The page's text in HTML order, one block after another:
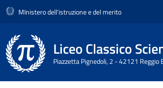
MInistero dell'istruzione e del merito
Liceo Classico
Piazzetta Pignedoli, 2 - 42121